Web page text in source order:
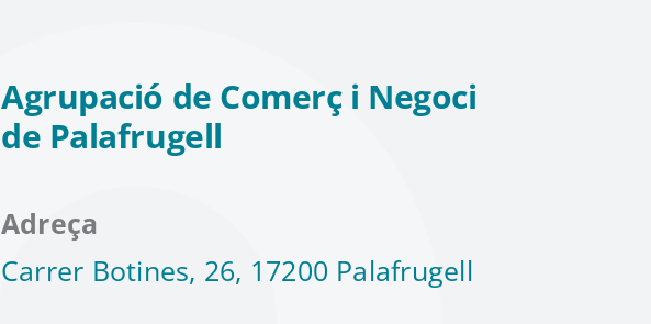
Agrupació de Comerç i Negoci
de Palafrugell
Adreça
Carrer Botines, 26, 17200 Palafrugell